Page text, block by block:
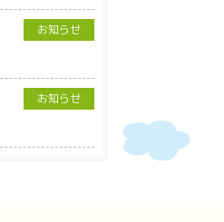
お知らせ
お知らせ